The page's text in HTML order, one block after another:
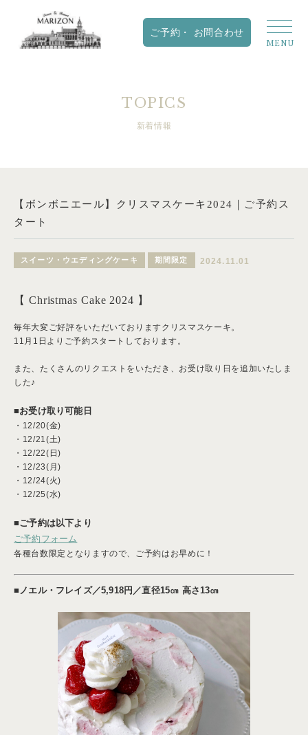
TOPICS
新着情報
【ボンボニエール】クリスマスケーキ2024｜ご予約ス
タート
スイーツ・ウエディングケーキ 期間限定 2024.11.01
【 Christmas Cake 2024 】
毎年大変ご好評をいただいておりますクリスマスケーキ。
11月1日よりご予約スタートしております。
また、たくさんのリクエストをいただき、お受け取り日を追加いたしま
した♪
■お受け取り可能日
・12/20(金)
・12/21(土)
・12/22(日)
・12/23(月)
・12/24(火)
・12/25(水)
■ご予約は以下より
ご予約フォーム
各種台数限定となりますので、ご予約はお早めに！
■ノエル・フレイ ズ／5,918円／直径15㎝ 高さ13㎝